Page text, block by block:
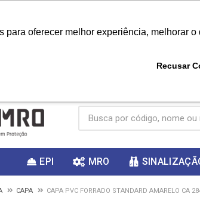
para oferecer melhor experiência, melhorar
Recusar
ganhar
EPI MRO
CAPA CAPA PVC FORRADO STANDARD AMARELO CA